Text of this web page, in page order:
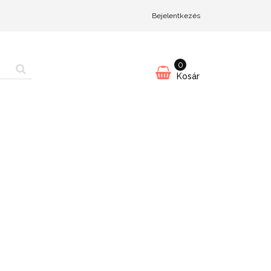
Bejelentkezés
Kosár
0